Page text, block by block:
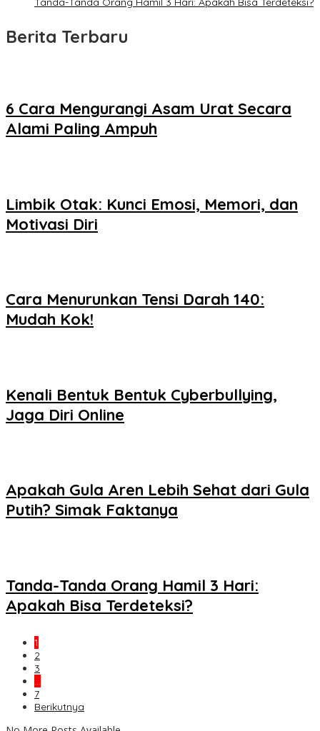
Berita Terbaru
6 Cara Mengurangi Asam Urat Secara
Alami Paling Ampuh
Limbik Otak: Kunci Emosi, Memori, dan
Motivasi Diri
Cara Menurunkan Tensi Darah 140:
Mudah Kok!
Kenali Bentuk Bentuk Cyberbullying,
Jaga Diri Online
Apakah Gula Aren Lebih Sehat dari Gula
Putih? Simak Faktanya
Tanda-Tanda Orang Hamil 3 Hari:
Apakah Bisa Terdeteksi?
1
2
3
…
7
Berikutnya